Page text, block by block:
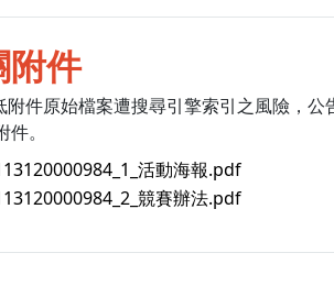
附件
件原始檔案遭搜尋引擎索引之風險，
。
活動海報.pdf
競賽辦法.pdf